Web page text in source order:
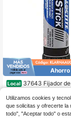
Local 37643 Fijador
de resistencia media
$ 29
-50%
Envío gratis
Utilizamos cookies y
que solicitas y ofrecerte la
todo", "Aceptar todo" o